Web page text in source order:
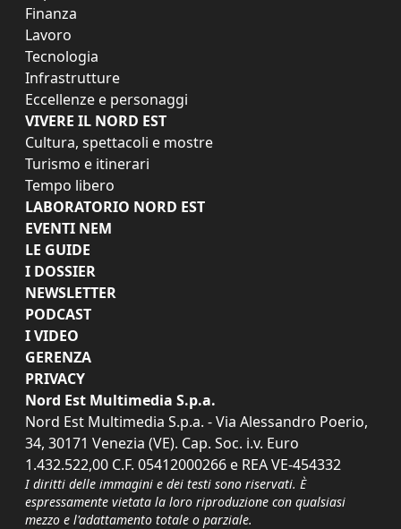
Finanza
Lavoro
Tecnologia
Infrastrutture
Eccellenze e personaggi
VIVERE IL NORD EST
Cultura, spettacoli e mostre
Turismo e itinerari
Tempo libero
LABORATORIO NORD EST
EVENTI NEM
LE GUIDE
I DOSSIER
NEWSLETTER
PODCAST
I VIDEO
GERENZA
PRIVACY
Nord Est Multimedia S.p.a.
Nord Est Multimedia S.p.a. - Via Alessandro Poerio,
34, 30171 Venezia (VE). Cap. Soc. i.v. Euro
1.432.522,00 C.F. 05412000266 e REA VE-454332
I diritti delle immagini e dei testi sono riservati. È
espressamente vietata la loro riproduzione con qualsiasi
mezzo e l'adattamento totale o parziale.